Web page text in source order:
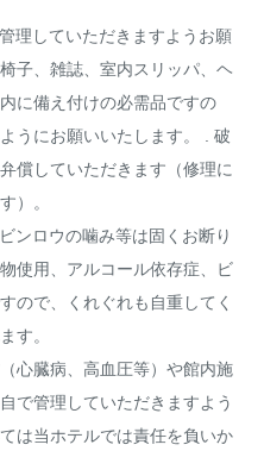
理していただきますようお願
子、雑誌、室内スリッパ、ヘ
に備え付けの必需品ですの
うにお願いいたします。 . 破
償していただきます（修理に
）。
ンロウの噛み等は固くお断り
使用、アルコール依存症、ビ
ので、くれぐれも自重してく
す。
心臓病、高血圧等）や館内施
で管理していただきますよう
は当ホテルでは責任を負いか